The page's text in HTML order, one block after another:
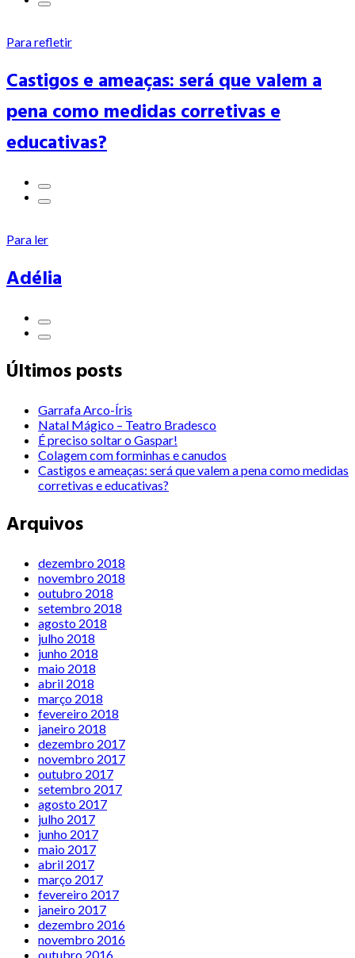
Para refletir
Castigos e ameaças: será que valem a
pena como medidas corretivas e
educativas?
Para ler
Adélia
Últimos posts
Garrafa Arco-Íris
Natal Mágico – Teatro Bradesco
É preciso soltar o Gaspar!
Colagem com forminhas e canudos
Castigos e ameaças: será que valem a pena como medidas
corretivas e educativas?
Arquivos
dezembro 2018
novembro 2018
outubro 2018
setembro 2018
agosto 2018
julho 2018
junho 2018
maio 2018
abril 2018
março 2018
fevereiro 2018
janeiro 2018
dezembro 2017
novembro 2017
outubro 2017
setembro 2017
agosto 2017
julho 2017
junho 2017
maio 2017
abril 2017
março 2017
fevereiro 2017
janeiro 2017
dezembro 2016
novembro 2016
outubro 2016